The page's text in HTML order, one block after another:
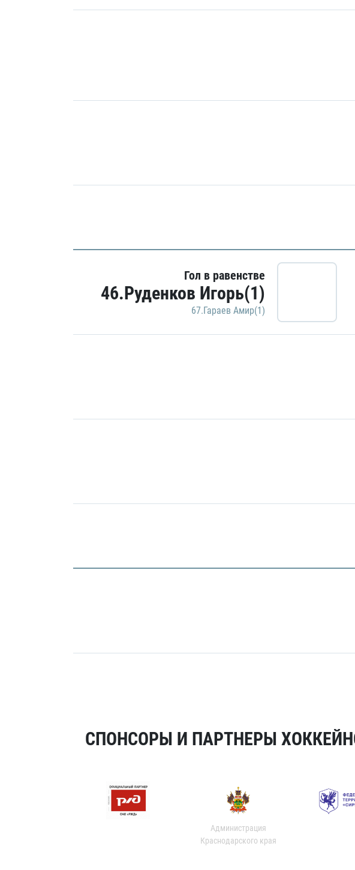
Гол в равенстве
46.Руденков Игорь(1)
67.Гараев Амир(1)
СПОНСОРЫ И ПАРТНЕРЫ
Администрация
Краснодарского края